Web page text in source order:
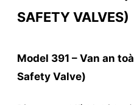
SAFETY VALVES)
Model 391 – Van an
Safety Valve)